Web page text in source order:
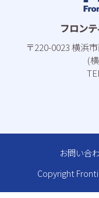
フロン
〒220-0023 横浜
(
お問い合
Copyright